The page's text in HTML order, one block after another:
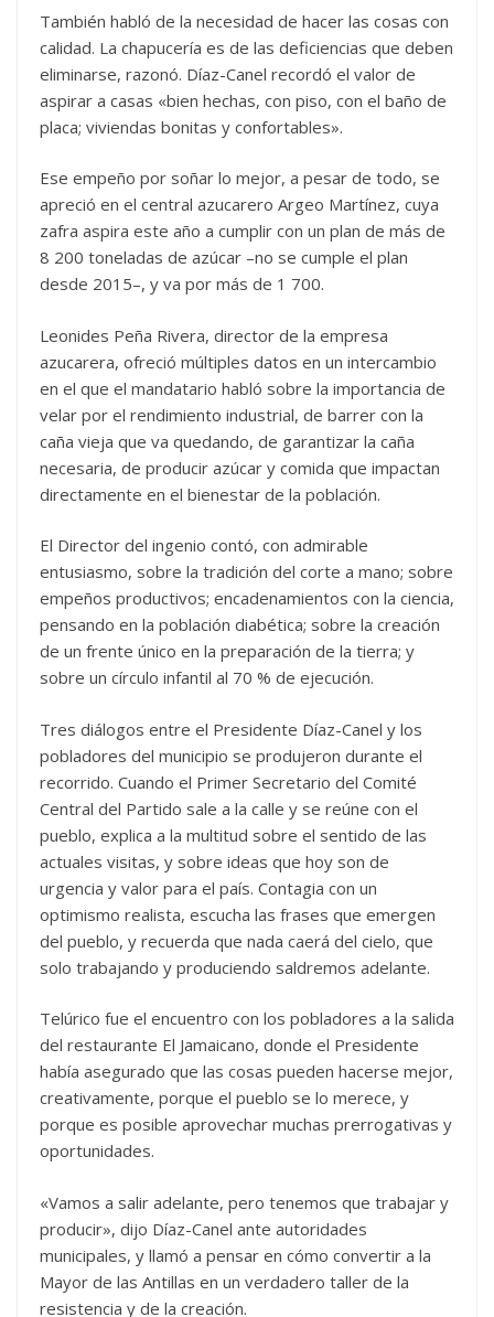
También habló de la necesidad de hacer las cosas con
calidad. La chapucería es de las deficiencias que deben
eliminarse, razonó. Díaz-Canel recordó el valor de
aspirar a casas «bien hechas, con piso, con el baño de
placa; viviendas bonitas y confortables».
Ese empeño por soñar lo mejor, a pesar de todo, se
apreció en el central azucarero Argeo Martínez, cuya
zafra aspira este año a cumplir con un plan de más de
8 200 toneladas de azúcar –no se cumple el plan
desde 2015–, y va por más de 1 700.
Leonides Peña Rivera, director de la empresa
azucarera, ofreció múltiples datos en un intercambio
en el que el mandatario habló sobre la importancia de
velar por el rendimiento industrial, de barrer con la
caña vieja que va quedando, de garantizar la caña
necesaria, de producir azúcar y comida que impactan
directamente en el bienestar de la población.
El Director del ingenio contó, con admirable
entusiasmo, sobre la tradición del corte a mano; sobre
empeños productivos; encadenamientos con la ciencia,
pensando en la población diabética; sobre la creación
de un frente único en la preparación de la tierra; y
sobre un círculo infantil al 70 % de ejecución.
Tres diálogos entre el Presidente Díaz-Canel y los
pobladores del municipio se produjeron durante el
recorrido. Cuando el Primer Secretario del Comité
Central del Partido sale a la calle y se reúne con el
pueblo, explica a la multitud sobre el sentido de las
actuales visitas, y sobre ideas que hoy son de
urgencia y valor para el país. Contagia con un
optimismo realista, escucha las frases que emergen
del pueblo, y recuerda que nada caerá del cielo, que
solo trabajando y produciendo saldremos adelante.
Telúrico fue el encuentro con los pobladores a la salida
del restaurante El Jamaicano, donde el Presidente
había asegurado que las cosas pueden hacerse mejor,
creativamente, porque el pueblo se lo merece, y
porque es posible aprovechar muchas prerrogativas y
oportunidades.
«Vamos a salir adelante, pero tenemos que trabajar y
producir», dijo Díaz-Canel ante autoridades
municipales, y llamó a pensar en cómo convertir a la
Mayor de las Antillas en un verdadero taller de la
resistencia y de la creación.